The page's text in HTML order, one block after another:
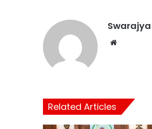
Related Articles